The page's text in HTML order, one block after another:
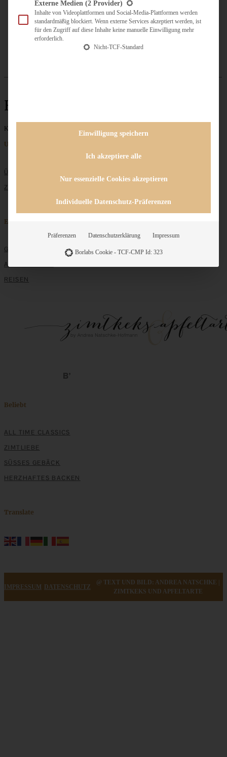
ZUSAMMENARBEIT
Hamburg
Keine Beiträge gefunden
Unternehmen
ÜBER MICH
ZUSAMMENARBEIT
Entdecken
GRUNDLAGEN
ALLE REZEPTE
REISEN
Beliebt
ALL TIME CLASSICS
ZIMTLIEBE
SÜSSES GEBÄCK
HERZHAFTES BACKEN
Translate
IMPRESSUM DATENSCHUTZ
@ TEXT UND BILD: ANDREA NATSCHKE |
ZIMTKEKS UND APFELTARTE
Externe Medien (2 Provider)
Inhalte von Videoplattformen und Social-Media-Plattformen werden
standardmäßig blockiert. Wenn externe Services akzeptiert werden, ist
für den Zugriff auf diese Inhalte keine manuelle Einwilligung mehr
erforderlich.
Nicht-TCF-Standard
Einwilligung speichern
Ich akzeptiere alle
Nur essenzielle Cookies akzeptieren
Individuelle Datenschutz-Präferenzen
Präferenzen Datenschutzerklärung Impressum
Borlabs Cookie - TCF-CMP Id: 323